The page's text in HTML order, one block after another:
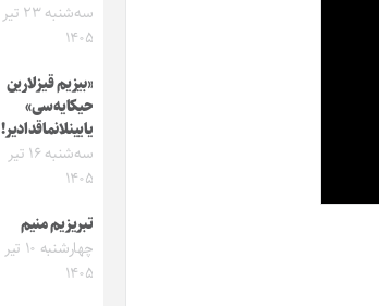
سه‌شنبه ۲۳ تیر
۱۴۰۵
«بیزیم قیزلارین
حیکایه‌سی»
یایینلانماقدادیر!
سه‌شنبه ۱۶ تیر
۱۴۰۵
تبریزیم منیم
چهارشنبه ۱۰ تیر
۱۴۰۵